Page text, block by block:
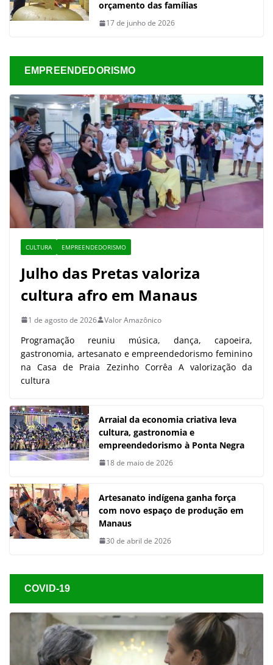
orçamento das famílias
17 de junho de 2026
EMPREENDEDORISMO
CULTURA EMPREENDEDORISMO
Julho das Pretas valoriza
cultura afro em Manaus
1 de agosto de 2026 Valor Amazônico
Programação reuniu música, dança, capoeira,
gastronomia, artesanato e empreendedorismo feminino
na Casa de Praia Zezinho Corrêa A valorização da
cultura
Arraial da economia criativa leva
cultura, gastronomia e
empreendedorismo à Ponta Negra
18 de maio de 2026
Artesanato indígena ganha força
com novo espaço de produção em
Manaus
30 de abril de 2026
COVID-19